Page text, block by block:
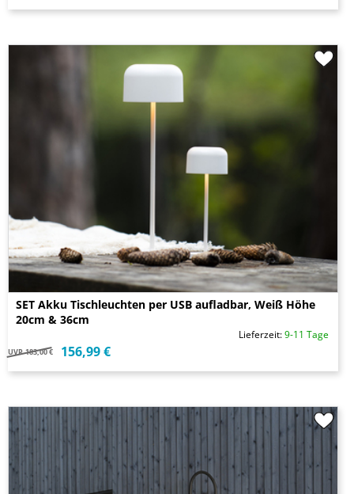
SET Akku Tischleuchten per USB aufladbar, Weiß Höhe
20cm & 36cm
Lieferzeit:9-11 Tage
UVP 183,00 € 156,99 €